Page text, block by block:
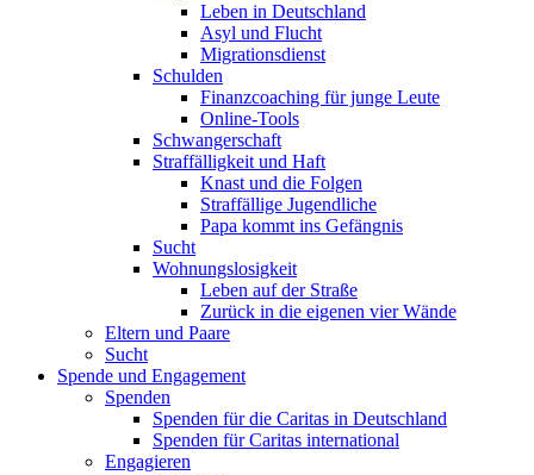
Leben in Deutschland
Asyl und Flucht
Migrationsdienst
Schulden
Finanzcoaching für junge Leute
Online-Tools
Schwangerschaft
Straffälligkeit und Haft
Knast und die Folgen
Straffällige Jugendliche
Papa kommt ins Gefängnis
Sucht
Wohnungslosigkeit
Leben auf der Straße
Zurück in die eigenen vier Wände
Eltern und Paare
Sucht
Spende und Engagement
Spenden
Spenden für die Caritas in Deutschland
Spenden für Caritas international
Engagieren